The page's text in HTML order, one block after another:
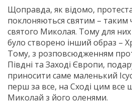
Щоправда, як відомо,
поклоняються святим – таким
святого Миколая. Тому для них
було створено інший образ –
Тому, з розповсюдженням
Півдні та Заході Європи,
приносити саме маленький
перш за все, на Сході цим все
Миколай з його оленями.